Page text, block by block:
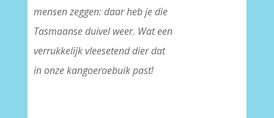
mensen zeggen: daar heb je die
Tasmaanse duivel weer. Wat een
verrukkelijk vleesetend dier dat
in onze kangoeroebuik past!